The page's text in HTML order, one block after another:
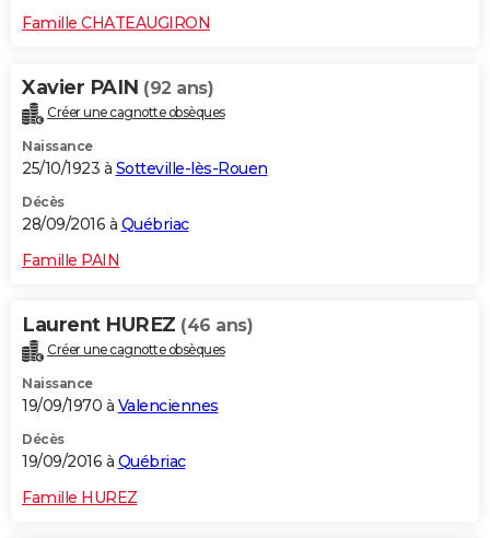
Famille CHATEAUGIRON
Xavier PAIN (92 ans)
Créer une cagnotte obsèques
Naissance
25/10/1923 à Sotteville-lès-Rouen
Décès
28/09/2016 à Québriac
Famille PAIN
Laurent HUREZ (46 ans)
Créer une cagnotte obsèques
Naissance
19/09/1970 à Valenciennes
Décès
19/09/2016 à Québriac
Famille HUREZ